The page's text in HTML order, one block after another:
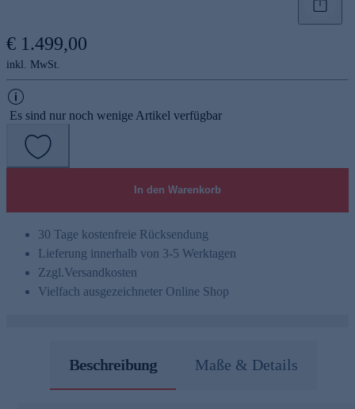
€ 1.499,00
inkl. MwSt.
Es sind nur noch wenige Artikel verfügbar
In den Warenkorb
30 Tage kostenfreie Rücksendung
Lieferung innerhalb von 3-5 Werktagen
Zzgl.Versandkosten
Vielfach ausgezeichneter Online Shop
Beschreibung Maße & Details